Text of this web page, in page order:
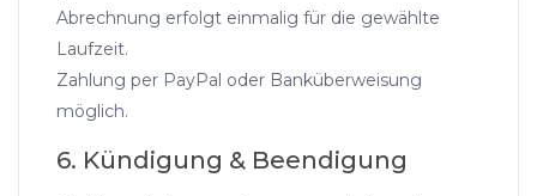
Abrechnung erfolgt einmalig für die gewählte
Laufzeit.
Zahlung per PayPal oder Banküberweisung
möglich.
6. Kündigung & Beendigung